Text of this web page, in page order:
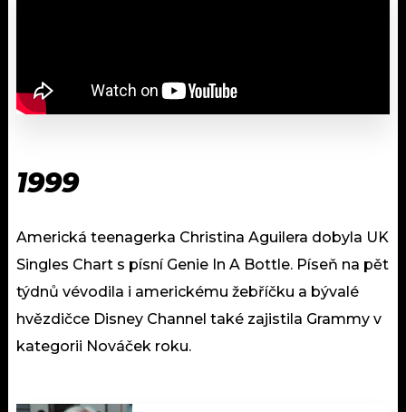
1999
Americká teenagerka Christina Aguilera dobyla UK
Singles Chart s písní Genie In A Bottle. Píseň na pět
týdnů vévodila i americkému žebříčku a bývalé
hvězdičce Disney Channel také zajistila Grammy v
kategorii Nováček roku.